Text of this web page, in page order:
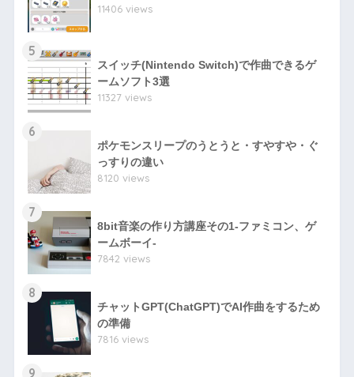
11406 views
5
スイッチ(Nintendo Switch)で作曲できるゲ
ームソフト3選
11327 views
6
ポケモンスリープのうとうと・すやすや・ぐ
っすりの違い
8120 views
7
8bit音楽の作り方講座その1-ファミコン、ゲ
ームボーイ-
7842 views
8
チャットGPT(ChatGPT)でAI作曲をするため
の準備
7816 views
9